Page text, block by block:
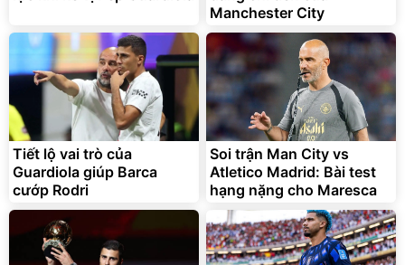
Lót ghế ôtô, nâng lưng
chống nóng giúp thoải mái
trong di chuyển
295.000đ
Đã bán nhiều
Manchester City
Tiết lộ vai trò của
Guardiola giúp Barca
cướp Rodri
Soi trận Man City vs
Atletico Madrid: Bài test
hạng nặng cho Maresca